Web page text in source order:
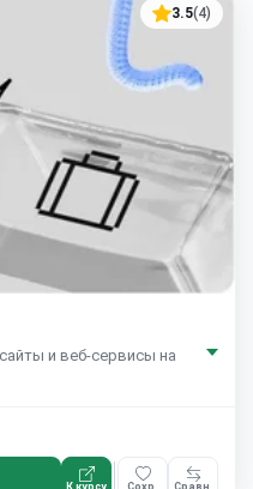
3.5(4)
и веб-сервисы на
К курсу Сохр. Сравн.